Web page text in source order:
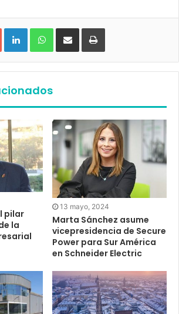
Google+ LinkedIn WhatsApp
pilar
la
13 mayo, 2024
Marta Sánchez asume
vicepresidencia de Secure
Power para Sur América
en Schneider Electric